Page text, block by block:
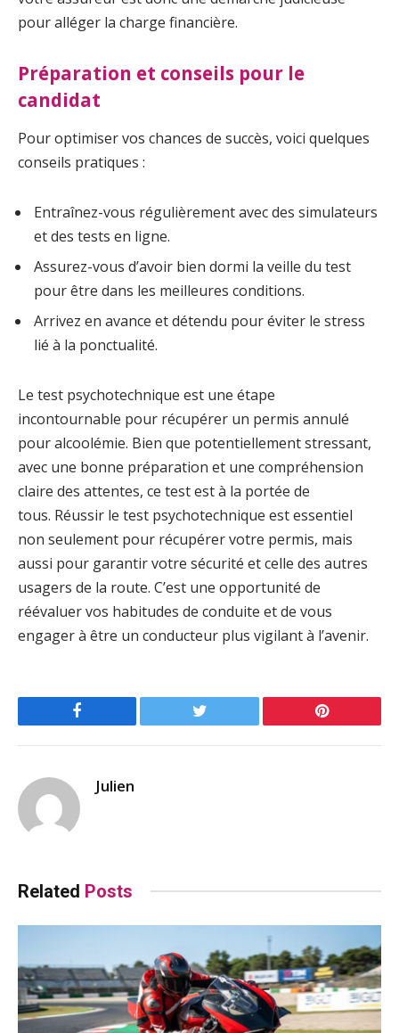
pour alléger la charge financière.
Préparation et conseils pour le
candidat
Pour optimiser vos chances de succès, voici quelques
conseils pratiques :
Entraînez-vous régulièrement avec des simulateurs
et des tests en ligne.
Assurez-vous d’avoir bien dormi la veille du test
pour être dans les meilleures conditions.
Arrivez en avance et détendu pour éviter le stress
lié à la ponctualité.
Le test psychotechnique est une étape
incontournable pour récupérer un permis annulé
pour alcoolémie. Bien que potentiellement stressant,
avec une bonne préparation et une compréhension
claire des attentes, ce test est à la portée de
tous. Réussir le test psychotechnique est essentiel
non seulement pour récupérer votre permis, mais
aussi pour garantir votre sécurité et celle des autres
usagers de la route. C’est une opportunité de
réévaluer vos habitudes de conduite et de vous
engager à être un conducteur plus vigilant à l’avenir.
Facebook Twitter Pinterest
Julien
Related Posts